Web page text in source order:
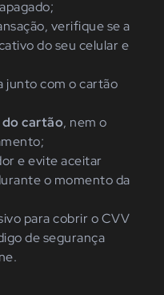
verifique se a
do seu celular e
junto com o cartão
cartão, nem o
e evite aceitar
o momento da
para cobrir o CVV
de segurança